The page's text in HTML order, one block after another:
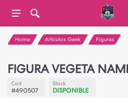
Home Articulos Geek Figuras
FIGURA VEGETA
Cod
#490507
Stock
DISPONIBLE